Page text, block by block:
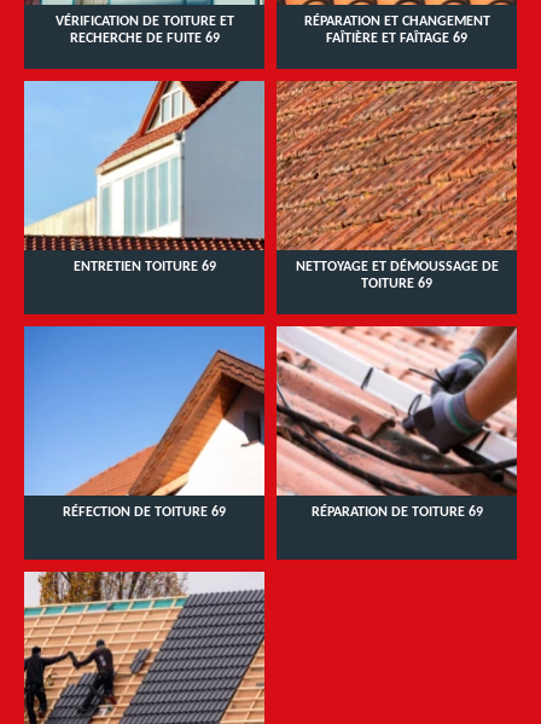
VÉRIFICATION DE TOITURE ET
RECHERCHE DE FUITE 69
RÉPARATION ET CHANGEMENT
FAÎTIÈRE ET FAÎTAGE 69
ENTRETIEN TOITURE 69
NETTOYAGE ET DÉMOUSSAGE DE
TOITURE 69
RÉFECTION DE TOITURE 69 RÉPARATION DE TOITURE 69